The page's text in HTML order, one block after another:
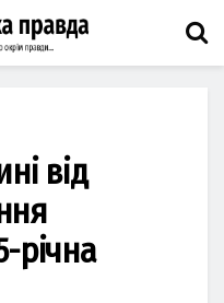
від
річна